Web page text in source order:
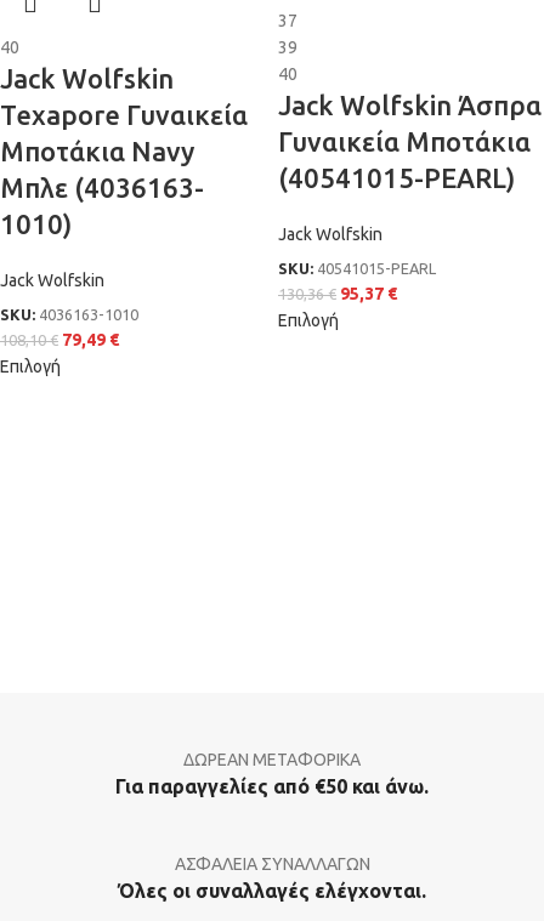
40
Jack Wolfskin
Texapore Γυναικεία
Μποτάκια Navy
Μπλε (4036163-
1010)
Jack Wolfskin
SKU: 4036163-1010
108,10€ 79,49 €
Επιλογή
37
39
40
Jack Wolfskin Άσπρα
Γυναικεία Μποτάκια
(40541015-PEARL)
Jack Wolfskin
SKU: 40541015-PEARL
130,36€ 95,37 €
Επιλογή
ΔΩΡΕΑΝ ΜΕΤΑΦΟΡΙΚΑ
Για παραγγελίες από €50 και άνω.
ΑΣΦΑΛΕΙΑ ΣΥΝΑΛΛΑΓΩΝ
Όλες οι συναλλαγές ελέγχονται.